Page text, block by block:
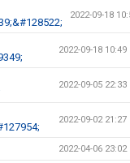
2022-09-18
2022-09-18 10:49
2022-09-05 22:33
2022-09-02 21:27
2022-04-06 23:02